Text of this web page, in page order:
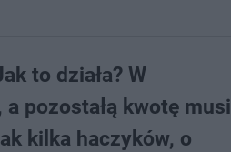
to działa? W
pozostałą kwotę musi
kilka haczyków, o